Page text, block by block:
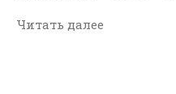
Читать далее